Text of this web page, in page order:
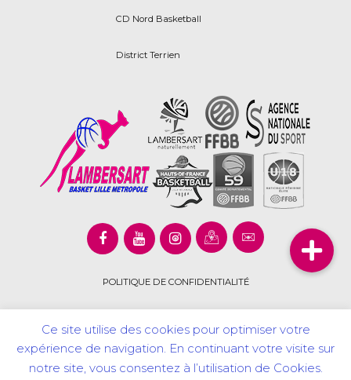
CD Nord Basketball
District Terrien
POLITIQUE DE CONFIDENTIALITÉ
Copyright © 2020 Lambersart Basket Lille Métropôle. Tous
droits réservés.
Ce site utilise des cookies pour optimiser votre
expérience de navigation. En continuant votre visite sur
notre site, vous consentez à l’utilisation de Cookies.